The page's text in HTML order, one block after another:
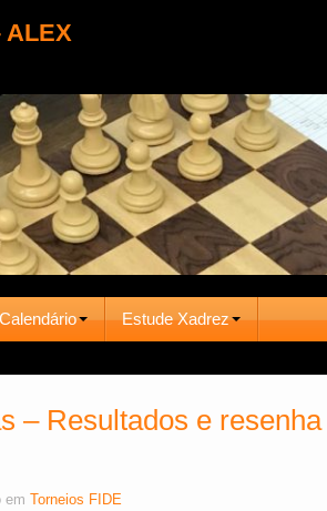
ALEX
Calendário Estude Xadrez
– Resultados e resenha
em Torneios FIDE